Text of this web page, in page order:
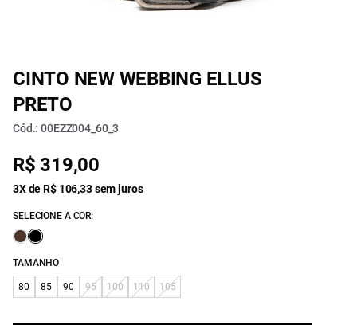
CINTO NEW WEBBING ELLUS
PRETO
Cód.: 00EZZ004_60_3
R$ 319,00
3X de R$ 106,33 sem juros
SELECIONE A COR:
TAMANHO
80 85 90 95 100 110 105